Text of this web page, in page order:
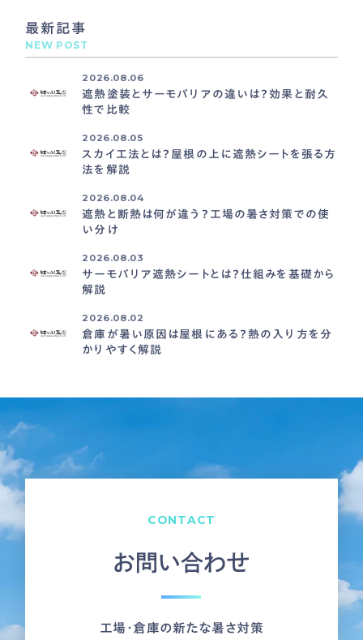
最新記事
NEW POST
2026.08.06
遮熱塗装とサーモバリアの違いは？効果と耐久
性で比較
2026.08.05
スカイ工法とは？屋根の上に遮熱シートを張る方
法を解説
2026.08.04
遮熱と断熱は何が違う？工場の暑さ対策での使
い分け
2026.08.03
サーモバリア遮熱シートとは？仕組みを基礎から
解説
2026.08.02
倉庫が暑い原因は屋根にある？熱の入り方を分
かりやすく解説
CONTACT
お問い合わせ
工場・倉庫の新たな暑さ対策